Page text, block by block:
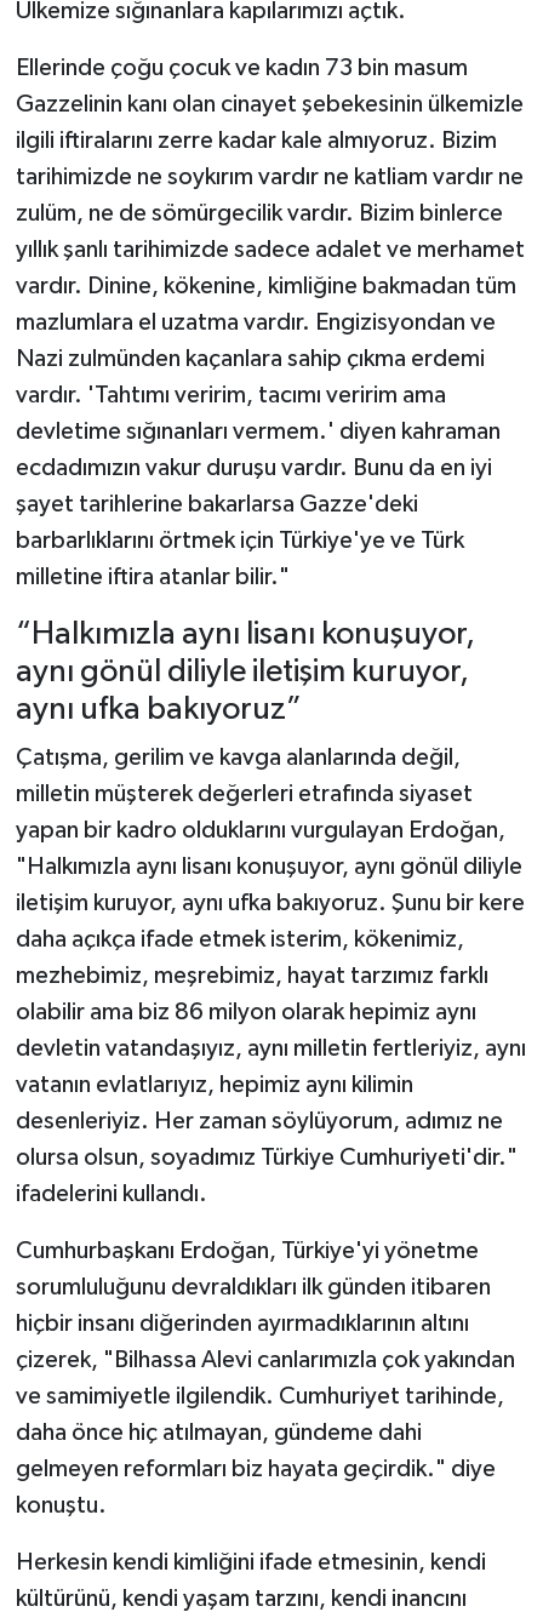
Ülkemize sığınanlara kapılarımızı açtık.
Ellerinde çoğu çocuk ve kadın 73 bin masum
Gazzelinin kanı olan cinayet şebekesinin ülkemizle
ilgili iftiralarını zerre kadar kale almıyoruz. Bizim
tarihimizde ne soykırım vardır ne katliam vardır ne
zulüm, ne de sömürgecilik vardır. Bizim binlerce
yıllık şanlı tarihimizde sadece adalet ve merhamet
vardır. Dinine, kökenine, kimliğine bakmadan tüm
mazlumlara el uzatma vardır. Engizisyondan ve
Nazi zulmünden kaçanlara sahip çıkma erdemi
vardır. 'Tahtımı veririm, tacımı veririm ama
devletime sığınanları vermem.' diyen kahraman
ecdadımızın vakur duruşu vardır. Bunu da en iyi
şayet tarihlerine bakarlarsa Gazze'deki
barbarlıklarını örtmek için Türkiye'ye ve Türk
milletine iftira atanlar bilir."
“Halkımızla aynı lisanı konuşuyor,
aynı gönül diliyle iletişim kuruyor,
aynı ufka bakıyoruz”
Çatışma, gerilim ve kavga alanlarında değil,
milletin müşterek değerleri etrafında siyaset
yapan bir kadro olduklarını vurgulayan Erdoğan,
"Halkımızla aynı lisanı konuşuyor, aynı gönül diliyle
iletişim kuruyor, aynı ufka bakıyoruz. Şunu bir kere
daha açıkça ifade etmek isterim, kökenimiz,
mezhebimiz, meşrebimiz, hayat tarzımız farklı
olabilir ama biz 86 milyon olarak hepimiz aynı
devletin vatandaşıyız, aynı milletin fertleriyiz, aynı
vatanın evlatlarıyız, hepimiz aynı kilimin
desenleriyiz. Her zaman söylüyorum, adımız ne
olursa olsun, soyadımız Türkiye Cumhuriyeti'dir."
ifadelerini kullandı.
Cumhurbaşkanı Erdoğan, Türkiye'yi yönetme
sorumluluğunu devraldıkları ilk günden itibaren
hiçbir insanı diğerinden ayırmadıklarının altını
çizerek, "Bilhassa Alevi canlarımızla çok yakından
ve samimiyetle ilgilendik. Cumhuriyet tarihinde,
daha önce hiç atılmayan, gündeme dahi
gelmeyen reformları biz hayata geçirdik." diye
konuştu.
Herkesin kendi kimliğini ifade etmesinin, kendi
kültürünü, kendi yaşam tarzını, kendi inancını